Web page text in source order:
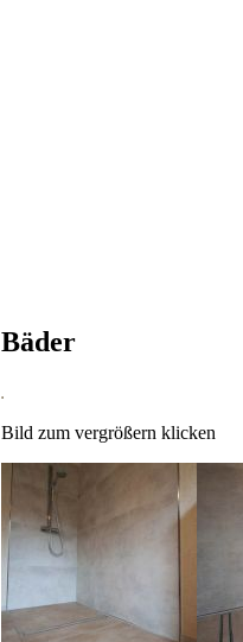
Bäder
Bild zum vergrößern klicken